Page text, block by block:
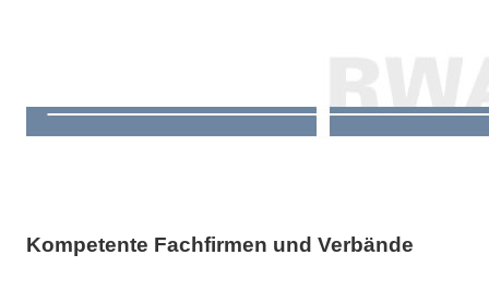
Kompetente Fachfirmen und Verbände